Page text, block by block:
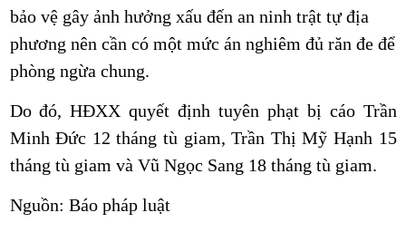
bảo vệ gây ảnh hưởng xấu đến an ninh trật tự địa
phương nên cần có một mức án nghiêm đủ răn đe để
phòng ngừa chung.
Do đó, HĐXX quyết định tuyên phạt bị cáo Trần
Minh Đức 12 tháng tù giam, Trần Thị Mỹ Hạnh 15
tháng tù giam và Vũ Ngọc Sang 18 tháng tù giam.
Nguồn: Báo pháp luật